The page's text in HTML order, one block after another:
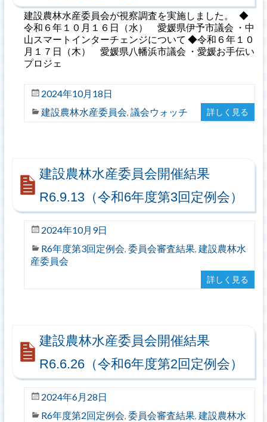
建設農林水産委員会が視察調査を実施しました。 ◆
令和６年１０月１６日（水） 愛媛県伊予市議会 ・中
山スマートインターチェンジについて ◆令和６年１０
月１７日（木） 愛媛県八幡浜市議会 ・愛媛お手伝い
プロジェ
2024年10月18日
建設農林水産委員会, 議会ウォッチ 詳しく見る
建設農林水産委員会開催結果
R6.9.13（令和6年度第3回定例会）
2024年10月9日
R6年度第3回定例会, 委員会審査結果, 建設農林水
産委員会
詳しく見る
建設農林水産委員会開催結果
R6.6.26（令和6年度第2回定例会）
2024年6月28日
R6年度第2回定例会, 委員会審査結果, 建設農林水